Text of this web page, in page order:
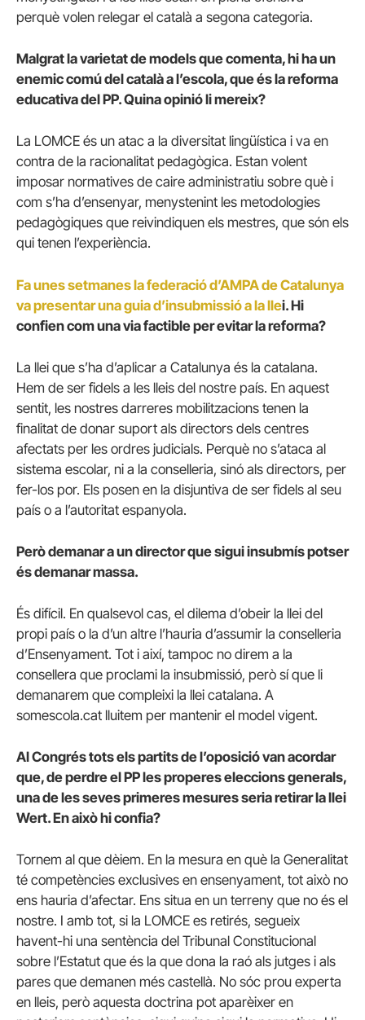
perquè volen relegar el català a segona categoria.
Malgrat la varietat de models que comenta, hi ha un
enemic comú del català a l’escola, que és la reforma
educativa del PP. Quina opinió li mereix?
La LOMCE és un atac a la diversitat lingüística i va en
contra de la racionalitat pedagògica. Estan volent
imposar normatives de caire administratiu sobre què i
com s’ha d’ensenyar, menystenint les metodologies
pedagògiques que reivindiquen els mestres, que són els
qui tenen l’experiència.
Fa unes setmanes la federació d’AMPA de Catalunya
va presentar una guia d’insubmissió a la llei. Hi
confien com una via factible per evitar la reforma?
La llei que s’ha d’aplicar a Catalunya és la catalana.
Hem de ser fidels a les lleis del nostre país. En aquest
sentit, les nostres darreres mobilitzacions tenen la
finalitat de donar suport als directors dels centres
afectats per les ordres judicials. Perquè no s’ataca al
sistema escolar, ni a la conselleria, sinó als directors, per
fer-los por. Els posen en la disjuntiva de ser fidels al seu
país o a l’autoritat espanyola.
Però demanar a un director que sigui insubmís potser
és demanar massa.
És difícil. En qualsevol cas, el dilema d’obeir la llei del
propi país o la d’un altre l’hauria d’assumir la conselleria
d’Ensenyament. Tot i així, tampoc no direm a la
consellera que proclami la insubmissió, però sí que li
demanarem que compleixi la llei catalana. A
somescola.cat lluitem per mantenir el model vigent.
Al Congrés tots els partits de l’oposició van acordar
que, de perdre el PP les properes eleccions generals,
una de les seves primeres mesures seria retirar la llei
Wert. En això hi confia?
Tornem al que dèiem. En la mesura en què la Generalitat
té competències exclusives en ensenyament, tot això no
ens hauria d’afectar. Ens situa en un terreny que no és el
nostre. I amb tot, si la LOMCE es retirés, segueix
havent-hi una sentència del Tribunal Constitucional
sobre l’Estatut que és la que dona la raó als jutges i als
pares que demanen més castellà. No sóc prou experta
en lleis, però aquesta doctrina pot aparèixer en